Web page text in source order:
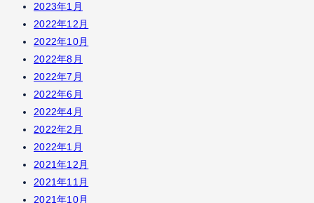
2023年1月
2022年12月
2022年10月
2022年8月
2022年7月
2022年6月
2022年4月
2022年2月
2022年1月
2021年12月
2021年11月
2021年10月